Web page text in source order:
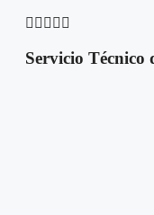
    
Servicio Técnico